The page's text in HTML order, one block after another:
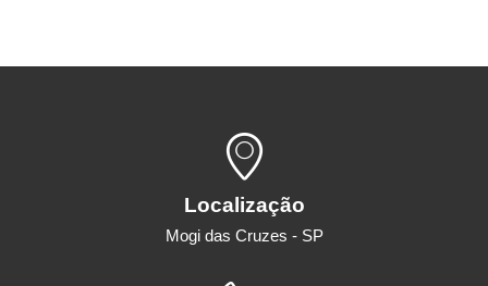
Localização
Mogi das Cruzes - SP